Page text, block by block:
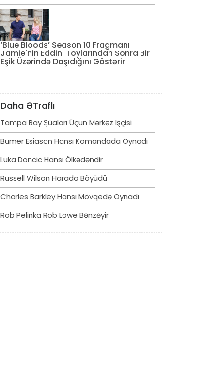
‘Blue Bloods’ Season 10 Fragmanı
Jamie'nin Eddini Toylarından Sonra Bir
Eşik Üzərində Daşıdığını Göstərir
Daha ƏTraflı
Tampa Bay Şüaları Üçün Mərkəz Işçisi
Bumer Esiason Hansı Komandada Oynadı
Luka Doncic Hansı Ölkədəndir
Russell Wilson Harada Böyüdü
Charles Barkley Hansı Mövqedə Oynadı
Rob Pelinka Rob Lowe Bənzəyir